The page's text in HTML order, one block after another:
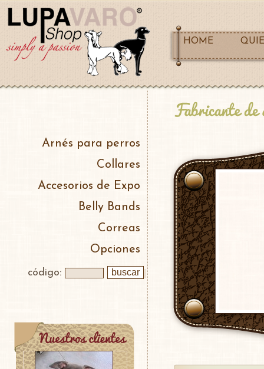
HOME
Arnés para perros
Collares
Accesorios de Expo
Belly Bands
Correas
Opciones
código: